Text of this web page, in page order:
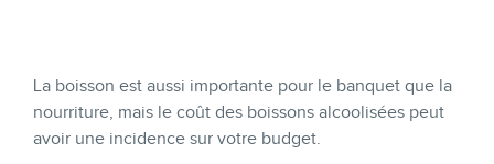
La boisson est aussi importante pour le banquet que la
nourriture, mais le coût des boissons alcoolisées peut
avoir une incidence sur votre budget.